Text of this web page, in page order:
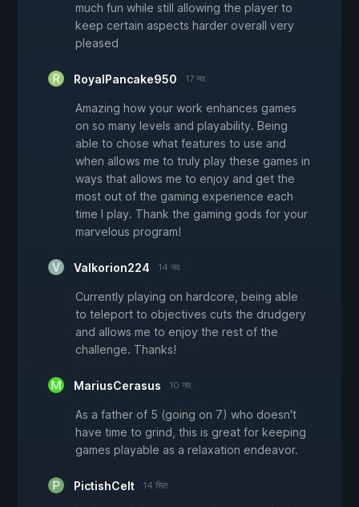
much fun while still allowing the player to
keep certain aspects harder overall very
pleased
RoyalPancake950 17 नव.
Amazing how your work enhances games
on so many levels and playability. Being
able to chose what features to use and
when allows me to truly play these games in
ways that allows me to enjoy and get the
most out of the gaming experience each
time I play. Thank the gaming gods for your
marvelous program!
Valkorion224 14 नव.
Currently playing on hardcore, being able
to teleport to objectives cuts the drudgery
and allows me to enjoy the rest of the
challenge. Thanks!
MariusCerasus 10 नव.
As a father of 5 (going on 7) who doesn't
have time to grind, this is great for keeping
games playable as a relaxation endeavor.
PictishCelt 14 सित.